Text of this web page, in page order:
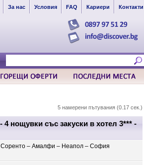
За нас Условия FAQ Кариери Контакти
5 намерени пътувания (0.17 сек.)
нощувки със закуски в хотел 3*** -
– Амалфи – Неапол – София